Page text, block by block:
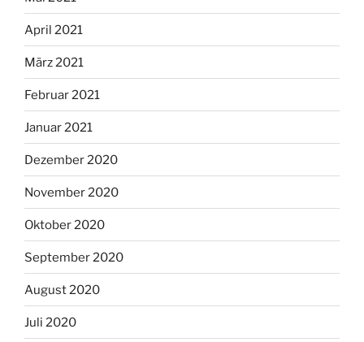
April 2021
März 2021
Februar 2021
Januar 2021
Dezember 2020
November 2020
Oktober 2020
September 2020
August 2020
Juli 2020